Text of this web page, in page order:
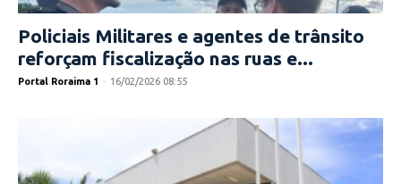
Policiais Militares e agentes de trânsito
reforçam fiscalização nas ruas e...
Portal Roraima 1 - 16/02/2026 08:55